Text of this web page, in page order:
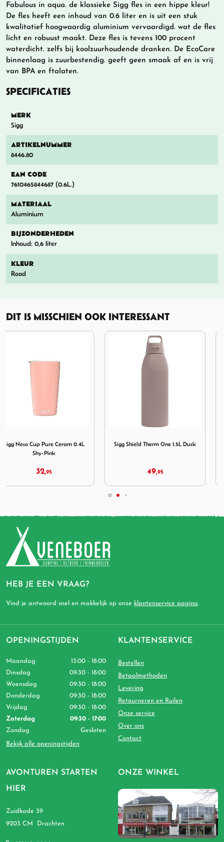
Fabulous in aqua. de klassieke Sigg fles in een hippe kleur!
De fles heeft een inhoud van 0.6 liter en is uit een stuk
kwalitatief hoogwaardig aluminium vervaardigd. wat de fles
licht en robuust maakt. Deze fles is tevens 100 procent
waterdicht. zelfs bij koolzuurhoudende dranken. De EcoCare
binnenlaag is zuurbestendig. geeft geen smaak af en is vrij
van BPA en ftalaten.
SPECIFICATIES
MERK
Sigg
ARTIKELNUMMER
8446.80
EAN CODE
7610465844687 (0.6L.)
MATERIAAL
Aluminium
BIJZONDERHEDEN
Inhoud: 0,6 liter
KLEUR
Rood
DIT IS MISSCHIEN OOK INTERESSANT
Sigg Shield Therm One 1.5L Dusk
49,
Sigg Hot & Cold Thermofles 0.5 L
24,
HEB JE EEN VRAAG?
Vind je antwoord snel en makkelijk op onze klantenservice pagina.
AVONTUREN STARTEN
HIER
Zuidkade 39
9203 CM Drachten
OPENINGSTIJDEN
Maandag
13:00 - 18:00
Dinsdag
09:30 - 18:00
Woensdag
09:30 - 18:00
Donderdag
09:30 - 18:00
Vrijdag
09:30 - 18:00
Zaterdag
09:30 - 17:00
Zondag
Gesloten
Bekijk alle openingstijden
KLANTENSERVICE
Bestellen
Betaalmethoden
Levering
Retourneren en Ruilen
Onze service
Over ons
Contact
ONZE WINKEL